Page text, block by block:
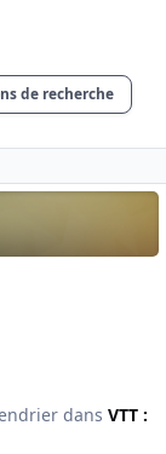
de recherche
dans VTT :